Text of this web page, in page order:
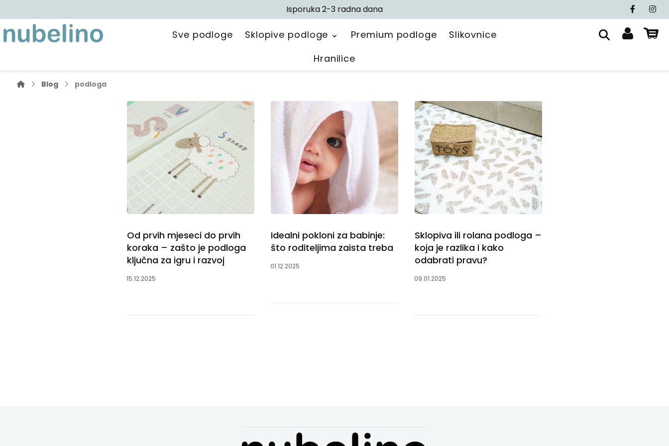
Isporuka 2-3 radna dana
Sve podloge Sklopive podloge Premium podloge
Slikovnice
Hranilice
Blog podloga
Od prvih mjeseci do prvih
koraka – zašto je podloga
ključna za igru i razvoj
15.12.2025
Idealni pokloni za babinje:
što roditeljima zaista treba
01.12.2025
Sklopiva ili rolana podloga –
koja je razlika i kako
odabrati pravu?
09.01.2025